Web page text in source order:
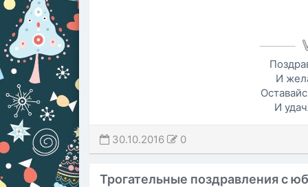
И
И
30.10.2016 0
Трогательные поздравления с